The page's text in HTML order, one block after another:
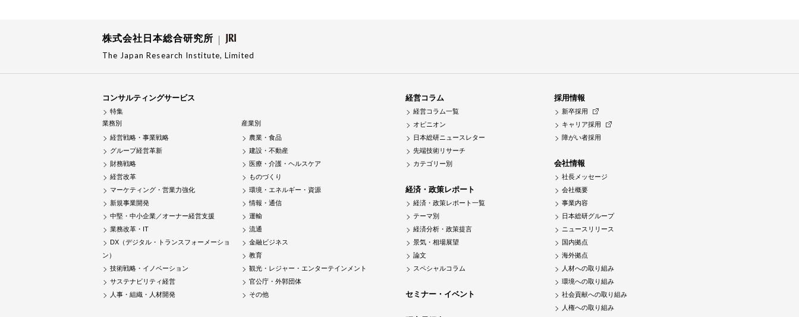
株式会社日本総合研究所
The Japan Research Institute, Limited
コンサルティングサービス
特集
業務別
経営戦略・事業戦略
グループ経営革新
財務戦略
経営改革
マーケティング・営業力強化
新規事業開発
中堅・中小企業／オーナー経営支援
業務改革・IT
DX（デジタル・トランスフォーメーショ
ン）
技術戦略・イノベーション
サステナビリティ経営
人事・組織・人材開発
産業別
農業・食品
建設・不動産
医療・介護・ヘルスケア
ものづくり
環境・エネルギー・資源
情報・通信
運輸
流通
金融ビジネス
教育
観光・レジャー・エンターテインメント
官公庁・外郭団体
その他
経営コラム
経営コラム一覧
オピニオン
日本総研ニュースレター
先端技術リサーチ
カテゴリー別
経済・政策レポート
経済・政策レポート一覧
テーマ別
経済分析・政策提言
景気・相場展望
論文
スペシャルコラム
セミナー・イベント
採用情報
新卒採用
キャリア採用
障がい者採用
会社情報
社長メッセージ
会社概要
事業内容
日本総研グループ
ニュースリリース
国内拠点
海外拠点
人材への取り組み
環境への取り組み
社会貢献への取り組み
人権への取り組み